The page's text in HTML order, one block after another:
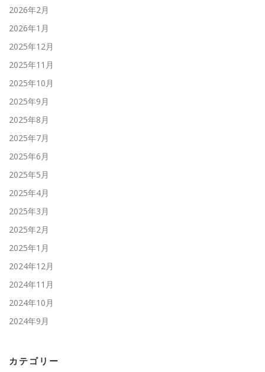
2026年2月
2026年1月
2025年12月
2025年11月
2025年10月
2025年9月
2025年8月
2025年7月
2025年6月
2025年5月
2025年4月
2025年3月
2025年2月
2025年1月
2024年12月
2024年11月
2024年10月
2024年9月
カテゴリー